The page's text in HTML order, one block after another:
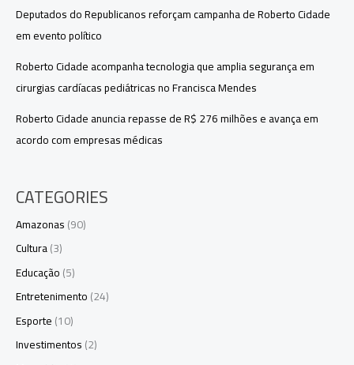
Deputados do Republicanos reforçam campanha de Roberto Cidade
em evento político
Roberto Cidade acompanha tecnologia que amplia segurança em
cirurgias cardíacas pediátricas no Francisca Mendes
Roberto Cidade anuncia repasse de R$ 276 milhões e avança em
acordo com empresas médicas
CATEGORIES
Amazonas(90)
Cultura(3)
Educação(5)
Entretenimento(24)
Esporte(10)
Investimentos(2)